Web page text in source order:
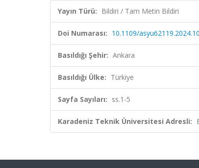
Yayın Türü: Bildiri / Tam Metin Bildiri
Doi Numarası: 10.1109/
Basıldığı Şehir: Ankara
Basıldığı Ülke: Türkiye
Sayfa Sayıları: ss.1-5
Karadeniz Teknik Üniversitesi Adresli: